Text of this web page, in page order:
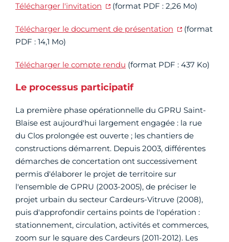
Télécharger l'invitation (format PDF : 2,26 Mo)
Télécharger le document de présentation
(format
PDF : 14,1 Mo)
Télécharger le compte rendu (format PDF : 437 Ko)
Le processus participatif
La première phase opérationnelle du GPRU Saint-
Blaise est aujourd'hui largement engagée : la rue
du Clos prolongée est ouverte ; les chantiers de
constructions démarrent. Depuis 2003, différentes
démarches de concertation ont successivement
permis d'élaborer le projet de territoire sur
l'ensemble de GPRU (2003-2005), de préciser le
projet urbain du secteur Cardeurs-Vitruve (2008),
puis d'approfondir certains points de l'opération :
stationnement, circulation, activités et commerces,
zoom sur le square des Cardeurs (2011-2012). Les